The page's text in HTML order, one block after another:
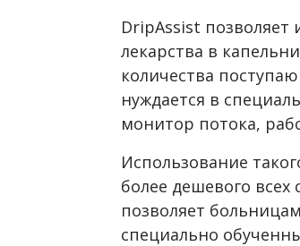
DripAssist
лекарства в
количества
нуждается в
монитор потока,
Использование
более дешевого
позволяет
специально